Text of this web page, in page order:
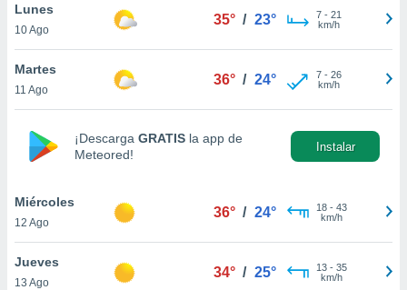
de
aceptar
de
sitio
En
Lunes
10 Ago
35° / 23° 7- 21
km/h
Martes
11 Ago
36° / 24° 7- 26
km/h
¡Descarga GRATIS la app de
Meteored!
Instalar
Miércoles
12 Ago
36° / 24° 18- 43
km/h
Jueves
13 Ago
34° / 25° 13- 35
km/h